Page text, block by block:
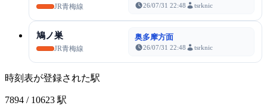
JR青梅線 26/07/31 22:48 tsrknic
鳩ノ巣
JR青梅線
奥多摩方面
26/07/31 22:48 tsrknic
時刻表が登録された駅
7894 / 10623 駅